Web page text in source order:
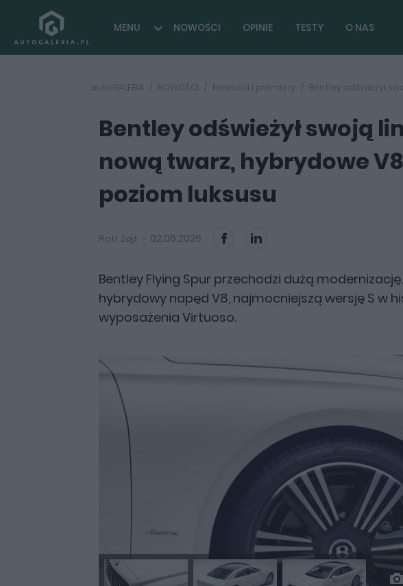
MENU NOWOŚCI OPINIE TESTY O NAS
autoGALERIA NOWOŚCI Nowości i premiery Bentley odświeżył
Bentley odświeżył swoją
nową twarz, hybrydowe
poziom luksusu
Piotr Zajt 02.06.2026
Bentley Flying Spur przechodzi dużą
hybrydowy napęd V8, najmocniejszą wersję S w
wyposażenia Virtuoso.